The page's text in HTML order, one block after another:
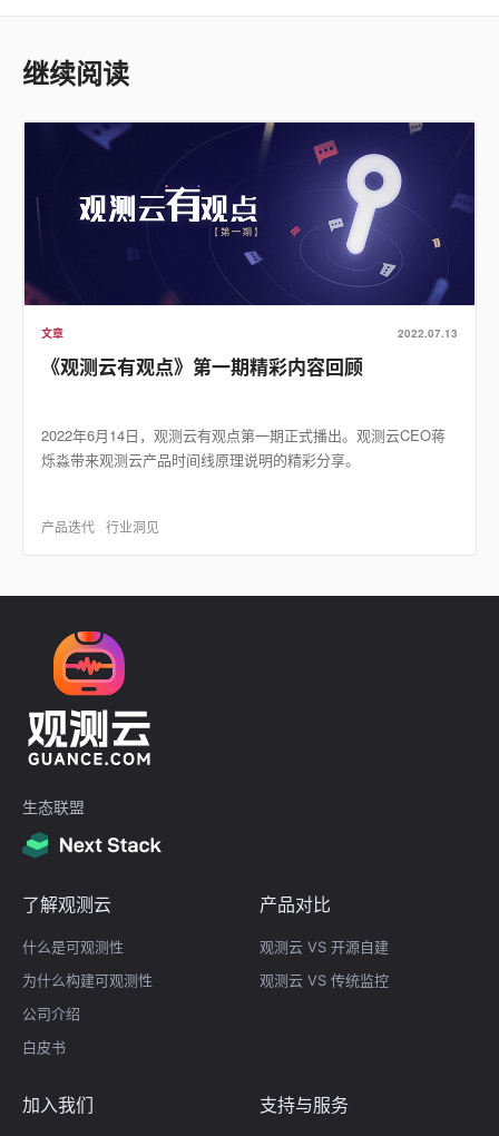
继续阅读
文章 2022.07.13
《观测云有观点》第一期精彩内容回顾
2022年6月14日，观测云有观点第一期正式播出。观测云CEO蒋
烁淼带来观测云产品时间线原理说明的精彩分享。
产品迭代 行业洞见
生态联盟
了解观测云
什么是可观测性
为什么构建可观测性
公司介绍
白皮书
产品对比
观测云 VS 开源自建
观测云 VS 传统监控
加入我们 支持与服务